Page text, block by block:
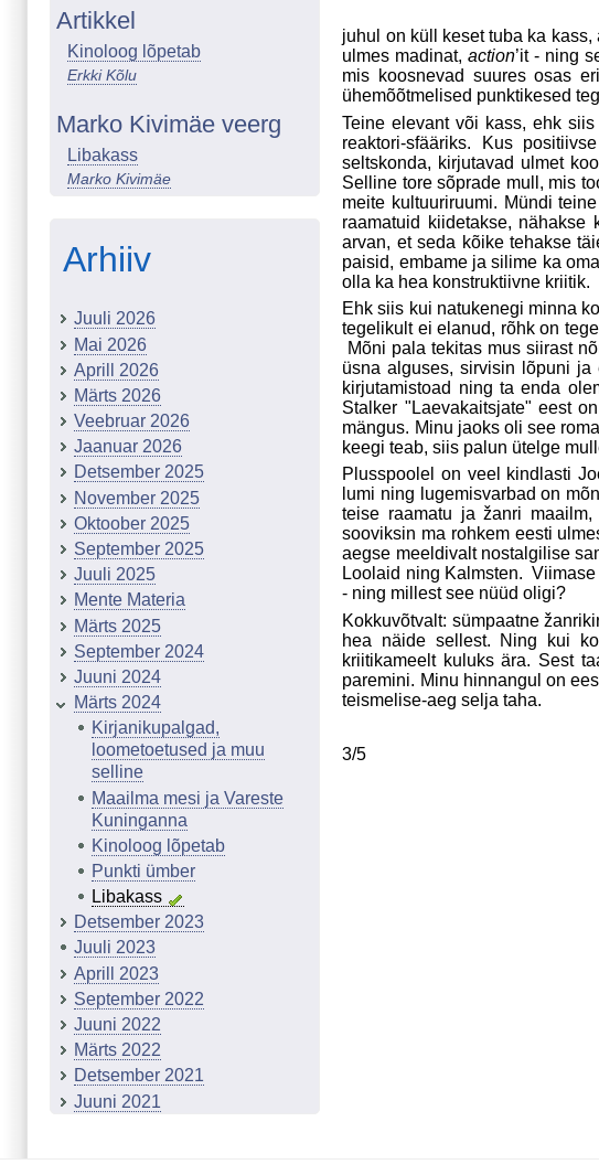
Artikkel
Kinoloog lõpetab
Erkki Kõlu
Marko Kivimäe veerg
Libakass
Marko Kivimäe
Arhiiv
Juuli 2026
Mai 2026
Aprill 2026
Märts 2026
Veebruar 2026
Jaanuar 2026
Detsember 2025
November 2025
Oktoober 2025
September 2025
Juuli 2025
Mente Materia
Märts 2025
September 2024
Juuni 2024
Märts 2024
Kirjanikupalgad,
loometoetused ja muu
selline
Maailma mesi ja Vareste
Kuninganna
Kinoloog lõpetab
Punkti ümber
Libakass
Detsember 2023
Juuli 2023
Aprill 2023
September 2022
Juuni 2022
Märts 2022
Detsember 2021
Juuni 2021
juhul on küll keset tuba ka
ulmes madinat,action’it - ning
mis koosnevad suures osas
ühemõõtmelised punktikesed
Teine elevant või kass, ehk
reaktori-sfääriks. Kus
seltskonda, kirjutavad ulmet
Selline tore sõprade mull, mis
meite kultuuriruumi. Mündi
raamatuid kiidetakse,
arvan, et seda kõike tehakse
paisid, embame ja silime ka
olla ka hea konstruktiivne kriitik.
Ehk siis kui natukenegi minna
tegelikult ei elanud, rõhk on
Mõni pala tekitas mus siirast
üsna alguses, sirvisin lõpuni
kirjutamistoad ning ta enda
Stalker "Laevakaitsjate" eest
mängus. Minu jaoks oli see
keegi teab, siis palun ütelge
Plusspoolel on veel kindlasti
lumi ning lugemisvarbad on
teise raamatu ja žanri
sooviksin ma rohkem eesti
aegse meeldivalt nostalgilise
Loolaid ning Kalmsten.
- ning millest see nüüd oligi?
Kokkuvõtvalt: sümpaatne
hea näide sellest. Ning kui
kriitikameelt kuluks ära. Sest
paremini. Minu hinnangul on
teismelise-aeg selja taha.
3/5